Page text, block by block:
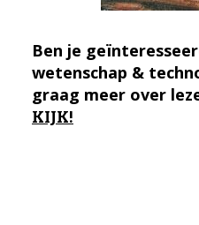
Ben je
wetenschap &
graag meer over
KIJK!